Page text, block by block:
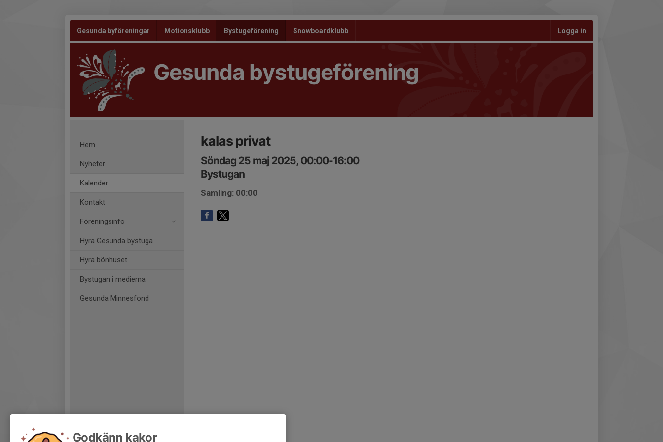
Gesunda byföreningar Motionsklubb Bystugeförening Snowboardklubb Logga in
Gesunda bystugeförening
Hem
Nyheter
Kalender
Kontakt
Föreningsinfo
Hyra Gesunda bystuga
Hyra bönhuset
Bystugan i medierna
Gesunda Minnesfond
kalas privat
Söndag 25 maj 2025, 00:00-16:00
Bystugan
Samling: 00:00
Godkänn kakor